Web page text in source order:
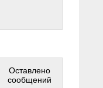
Оставлено
сообщений